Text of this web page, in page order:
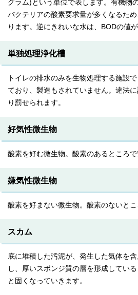
グラム)という単位で表します。有機物
バクテリアの酸素要求量が多くなるた
ります。逆にきれいな水は、BODの値
単独処理浄化槽
トイレの排水のみを生物処理する施設
ており、製造もされていません。違法
り罰せられます。
好気性微生物
酸素を好む微生物。酸素のあるところで
嫌気性微生物
酸素を好まない微生物。酸素のないとこ
スカム
底に堆積した汚泥が、発生した気体を
し、厚いスポンジ質の層を形成してい
と固くなっていきます。